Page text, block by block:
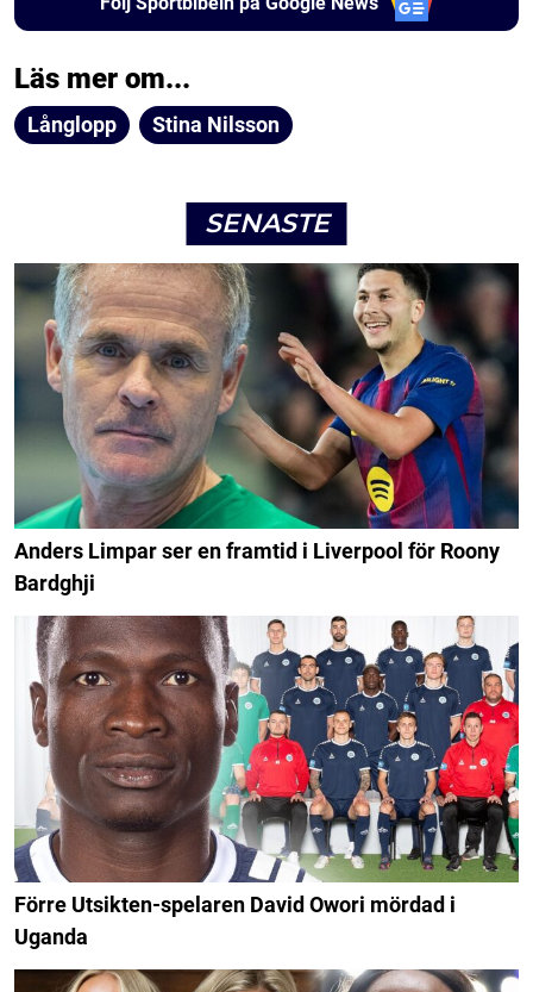
Läs mer om...
Långlopp Stina Nilsson
SENASTE
Anders Limpar ser en framtid i Liverpool för Roony
Bardghji
Förre Utsikten-spelaren David Owori mördad i
Uganda